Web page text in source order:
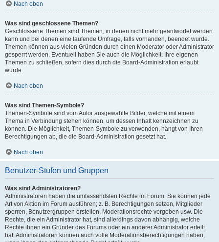
Nach oben
Was sind geschlossene Themen?
Geschlossene Themen sind Themen, in denen nicht mehr geantwortet werden
kann und bei denen eine laufende Umfrage, falls vorhanden, beendet wurde.
Themen können aus vielen Gründen durch einen Moderator oder Administrator
gesperrt werden. Eventuell haben Sie auch die Möglichkeit, Ihre eigenen
Themen zu schließen, sofern dies durch die Board-Administration erlaubt
wurde.
Nach oben
Was sind Themen-Symbole?
Themen-Symbole sind vom Autor ausgewählte Bilder, welche mit einem
Thema in Verbindung stehen können, um dessen Inhalt kennzeichnen zu
können. Die Möglichkeit, Themen-Symbole zu verwenden, hängt von Ihren
Berechtigungen ab, die die Board-Administration gesetzt hat.
Nach oben
Benutzer-Stufen und Gruppen
Was sind Administratoren?
Administratoren haben die umfassendsten Rechte im Forum. Sie können jede
Art von Aktion im Forum ausführen; z. B. Berechtigungen setzen, Mitglieder
sperren, Benutzergruppen erstellen, Moderationsrechte vergeben usw. Die
Rechte, die ein Administrator hat, sind allerdings davon abhängig, welche
Rechte ihnen ein Gründer des Forums oder ein anderer Administrator erteilt
hat. Administratoren können auch volle Moderationsberechtigungen haben,